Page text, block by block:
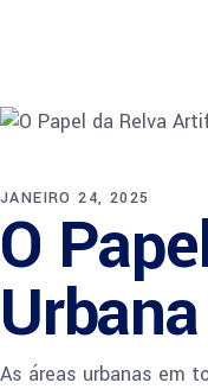
JANEIRO 24, 2025
O
Urbana
As áreas urbanas em